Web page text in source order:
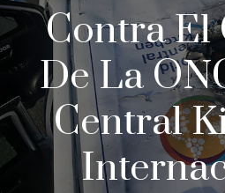
Contra El
De La
Central